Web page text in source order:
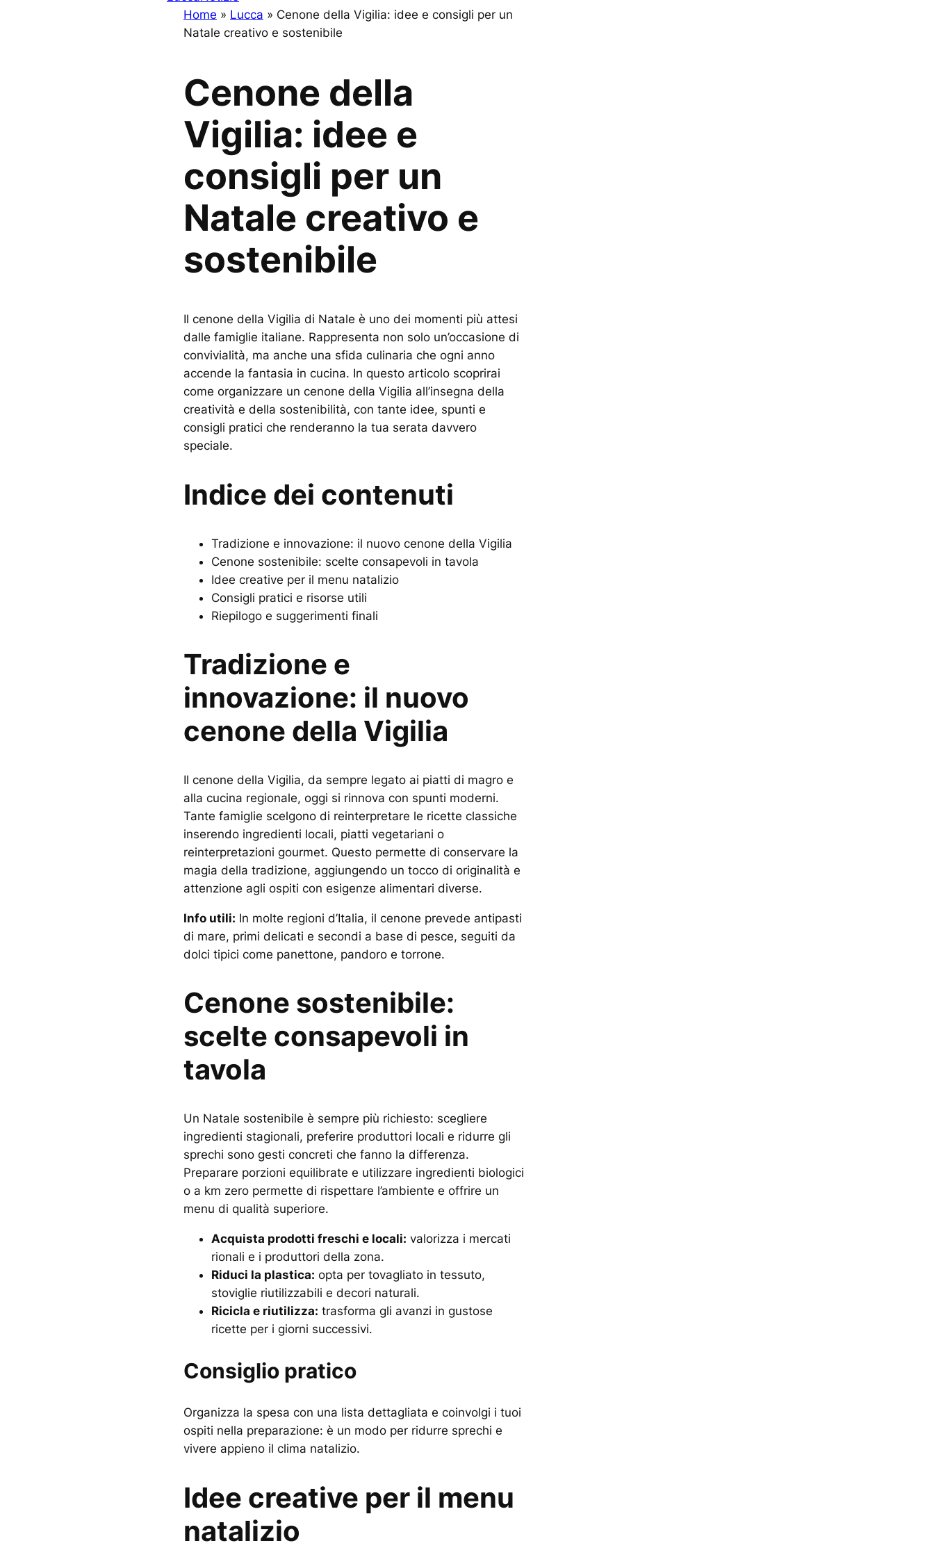
Home » Lucca » Cenone della Vigilia: idee e consigli per un
Natale creativo e sostenibile
Cenone della
Vigilia: idee e
consigli per un
Natale creativo e
sostenibile
Il cenone della Vigilia di Natale è uno dei momenti più attesi
dalle famiglie italiane. Rappresenta non solo un’occasione di
convivialità, ma anche una sfida culinaria che ogni anno
accende la fantasia in cucina. In questo articolo scoprirai
come organizzare un cenone della Vigilia all’insegna della
creatività e della sostenibilità, con tante idee, spunti e
consigli pratici che renderanno la tua serata davvero
speciale.
Indice dei contenuti
Tradizione e innovazione: il nuovo cenone della Vigilia
Cenone sostenibile: scelte consapevoli in tavola
Idee creative per il menu natalizio
Consigli pratici e risorse utili
Riepilogo e suggerimenti finali
Tradizione e
innovazione: il nuovo
cenone della Vigilia
Il cenone della Vigilia, da sempre legato ai piatti di magro e
alla cucina regionale, oggi si rinnova con spunti moderni.
Tante famiglie scelgono di reinterpretare le ricette classiche
inserendo ingredienti locali, piatti vegetariani o
reinterpretazioni gourmet. Questo permette di conservare la
magia della tradizione, aggiungendo un tocco di originalità e
attenzione agli ospiti con esigenze alimentari diverse.
Info utili: In molte regioni d’Italia, il cenone prevede antipasti
di mare, primi delicati e secondi a base di pesce, seguiti da
dolci tipici come panettone, pandoro e torrone.
Cenone sostenibile:
scelte consapevoli in
tavola
Un Natale sostenibile è sempre più richiesto: scegliere
ingredienti stagionali, preferire produttori locali e ridurre gli
sprechi sono gesti concreti che fanno la differenza.
Preparare porzioni equilibrate e utilizzare ingredienti biologici
o a km zero permette di rispettare l’ambiente e offrire un
menu di qualità superiore.
Acquista prodotti freschi e locali: valorizza i mercati
rionali e i produttori della zona.
Riduci la plastica: opta per tovagliato in tessuto,
stoviglie riutilizzabili e decori naturali.
Ricicla e riutilizza: trasforma gli avanzi in gustose
ricette per i giorni successivi.
Consiglio pratico
Organizza la spesa con una lista dettagliata e coinvolgi i tuoi
ospiti nella preparazione: è un modo per ridurre sprechi e
vivere appieno il clima natalizio.
Idee creative per il menu
natalizio